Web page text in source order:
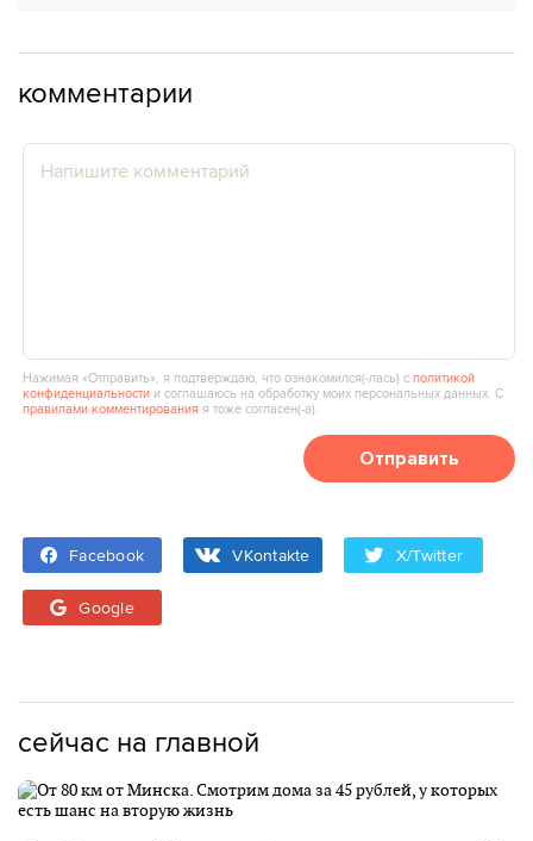
комментарии
Нажимая «Отправить», я подтверждаю, что ознакомился(‑лась) сполитикой
конфиденциальности и соглашаюсь на обработку моих персональных данных. С
правилами комментирования я тоже согласен(‑а).
Отправить
Facebook VKontakte X/Twitter
Google
сейчас на главной